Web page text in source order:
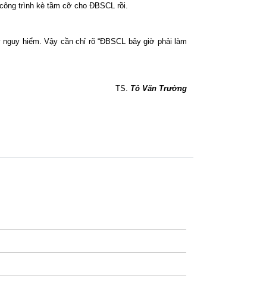
trình kè tầm cỡ cho ĐBSCL rồi.
hiểm. Vậy cần chỉ rõ “ĐBSCL bây giờ phải làm
TS. Tô Văn Trường